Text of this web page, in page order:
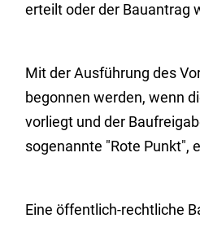
erteilt oder der Bauantrag
Mit der Ausführung des
begonnen werden, wenn
vorliegt und der
sogenannte "Rote Punkt",
Eine öffentlich-rechtliche